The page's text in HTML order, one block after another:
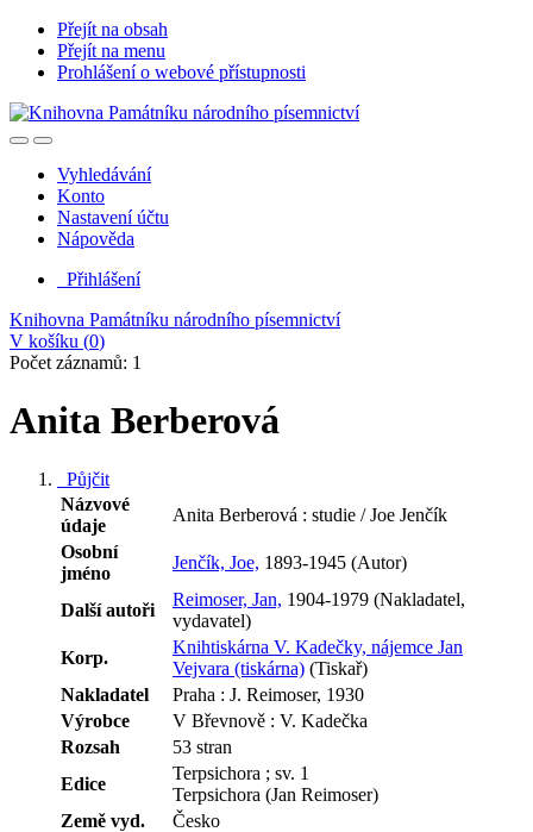
Přejít na obsah
Přejít na menu
Prohlášení o webové přístupnosti
Vyhledávání
Konto
Nastavení účtu
Nápověda
Přihlášení
Knihovna Památníku národního písemnictví
V košíku (0)
Počet záznamů: 1
Anita Berberová
Půjčit
Názvové
údaje
Anita Berberová : studie / Joe Jenčík
Osobní
jméno
Jenčík, Joe, 1893-1945 (Autor)
Další autoři
Reimoser, Jan, 1904-1979 (Nakladatel,
vydavatel)
Korp.
Knihtiskárna V. Kadečky, nájemce Jan
Vejvara (tiskárna) (Tiskař)
Nakladatel
Praha : J. Reimoser, 1930
Výrobce
V Břevnově : V. Kadečka
Rozsah
53 stran
Edice
Terpsichora ; sv. 1
Terpsichora (Jan Reimoser)
Země vyd.
Česko